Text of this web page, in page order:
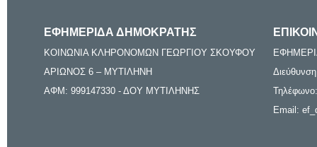
ΕΦΗΜΕΡΙΔΑ ΔΗΜΟΚΡΑΤΗΣ
ΚΟΙΝΩΝΙΑ ΚΛΗΡΟΝΟΜΩΝ ΓΕΩΡΓΙΟΥ ΣΚΟΥΦΟΥ
ΑΡΙΩΝΟΣ 6 – ΜΥΤΙΛΗΝΗ
ΑΦΜ: 999147330 - ΔΟΥ ΜΥΤΙΛΗΝΗΣ
Email: